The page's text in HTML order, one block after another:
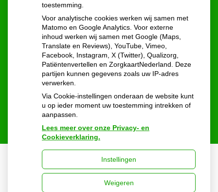
U heeft geen toestemming gegeven voor
externe inhouddie nodig is om dit te
zien.
Cookie-instellingen wijzigen
toestemming.
Voor analytische cookies werken wij samen met
Matomo en Google Analytics. Voor externe
inhoud werken wij samen met Google (Maps,
Translate en Reviews), YouTube, Vimeo,
Facebook, Instagram, X (Twitter), Qualizorg,
Patiëntenvertellen en ZorgkaartNederland. Deze
partijen kunnen gegevens zoals uw IP-adres
verwerken.
Via Cookie-instellingen onderaan de website kunt
u op ieder moment uw toestemming intrekken of
aanpassen.
Lees meer over onze Privacy- en
Cookieverklaring.
Instellingen
Weigeren